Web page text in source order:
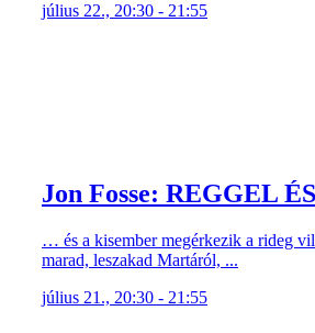
július 22., 20:30 - 21:55
Jon Fosse: REGGEL
… és a kisember megérkezik a rideg
marad, leszakad Martáról, ...
július 21., 20:30 - 21:55